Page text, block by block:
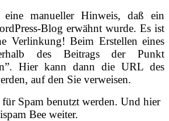
manueller Hinweis, daß ein
Blog erwähnt wurde. Es ist
Verlinkung! Beim Erstellen eines
des Beitrags der Punkt
Hier kann dann die URL des
auf den Sie verweisen.
Spam benutzt werden. Und hier
Bee weiter.